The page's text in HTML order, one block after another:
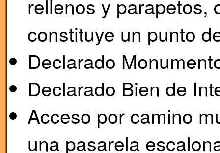
rellenos y parapetos,
constituye un punto
Declarado
Declarado Bien de
Acceso por camino
una pasarela